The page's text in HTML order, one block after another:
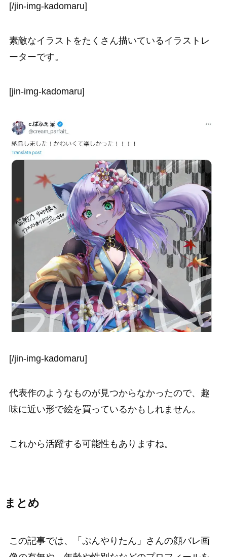
[/jin-img-kadomaru]
素敵なイラストをたくさん描いているイラストレ
ーターです。
[jin-img-kadomaru]
[/jin-img-kadomaru]
代表作のようなものが見つからなかったので、趣
味に近い形で絵を買っているかもしれません。
これから活躍する可能性もありますね。
まとめ
この記事では、「ぷんやりたん」さんの顔バレ画